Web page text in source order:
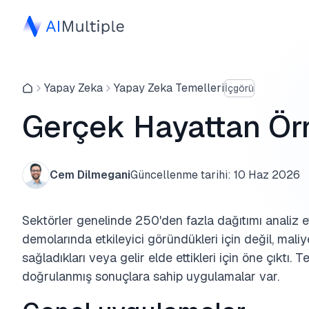
Yapay Zeka Yapay Zeka Temelleriİçgörü
Gerçek Hayattan
Cem DilmeganiGüncellenme tarihi: 10 Haz 2026
Sektörler genelinde 250'den fazla dağıtımı analiz
demolarında etkileyici göründükleri için değil,
sağladıkları veya gelir elde ettikleri için öne çıktı.
doğrulanmış sonuçlara sahip uygulamalar var.